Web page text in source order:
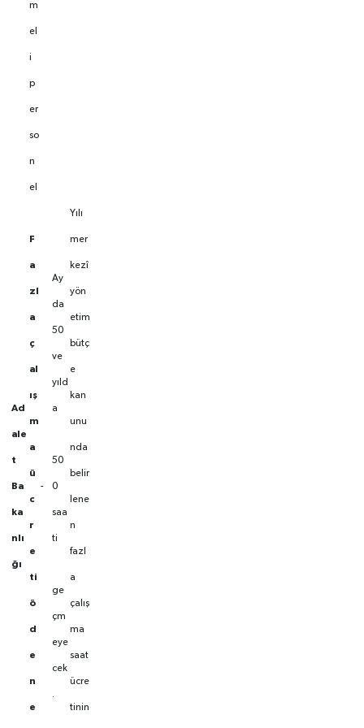
Ad
ale
t
Ba
ka
nlı
ğı
m
el
i
p
er
so
n
el
F
a
zl
a
ç
al
ış
m
a
ü
c
r
e
ti
ö
d
e
n
e
-
Ay
da
50
ve
yıld
a
50
0
saa
ti
ge
çm
eye
cek
.
Yılı
mer
kezî
yön
etim
bütç
e
kan
unu
nda
belir
lene
n
fazl
a
çalış
ma
saat
ücre
tinin